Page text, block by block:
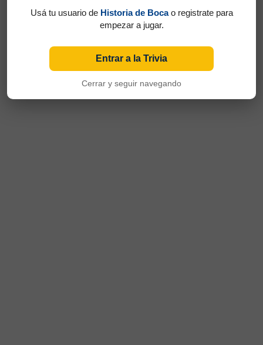
Usá tu usuario de Historia de Bocao registrate para
empezar a jugar.
Entrar a la Trivia
Cerrar y seguir navegando